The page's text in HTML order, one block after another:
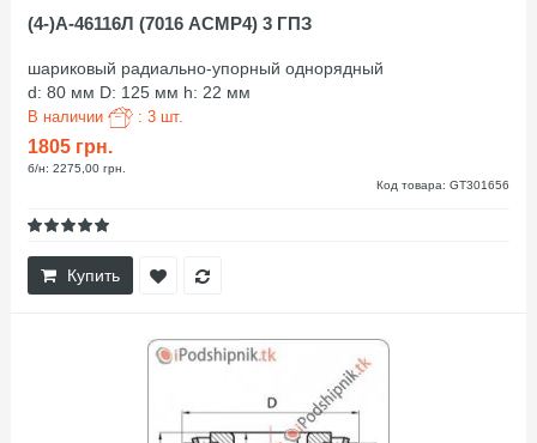
(4-)А-46116Л (7016 АСМР4) 3 ГПЗ
шариковый радиально-упорный однорядный
d: 80 мм D: 125 мм h: 22 мм
В наличии : 3 шт.
1805 грн.
б/н: 2275,00 грн.
Код товара: GT301656
Купить